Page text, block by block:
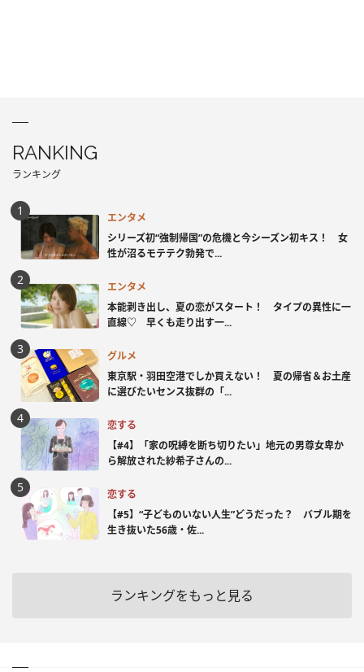
RANKING
ランキング
エンタメ
シリーズ初“強制帰国”の危機と今シーズン初キス！ 女
性が沼るモテテク勃発で...
エンタメ
本能剥き出し、夏の恋がスタート！ タイプの異性に一
直線♡ 早くも走り出す一...
グルメ
東京駅・羽田空港でしか買えない！ 夏の帰省＆お土産
に選びたいセンス抜群の「...
恋する
【#4】「家の呪縛を断ち切りたい」地元の男尊女卑か
ら解放された紗希子さんの...
恋する
【#5】“子どものいない人生”どうだった？ バブル期を
生き抜いた56歳・佐...
ランキングをもっと見る